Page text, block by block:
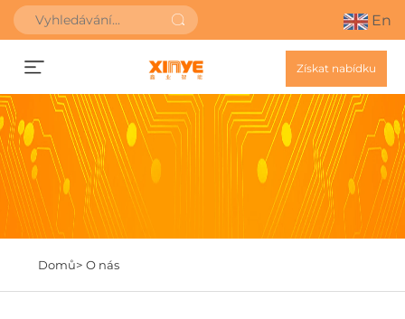
En
Získat nabídku
Domů> O nás